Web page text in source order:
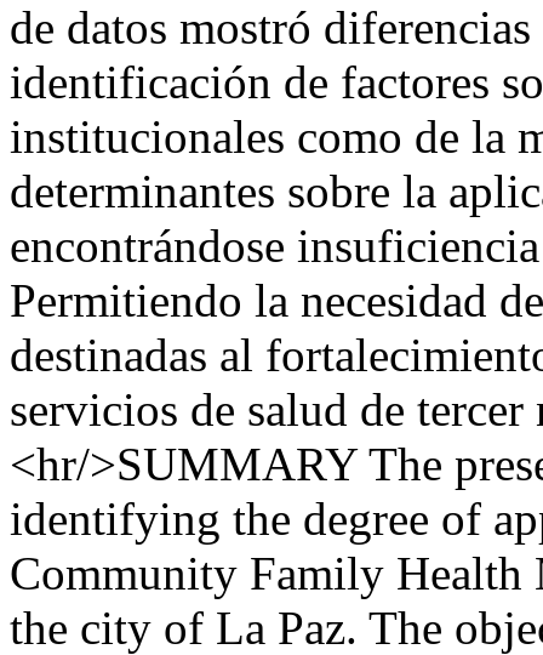
de datos mostró
identificación de factores
institucionales como de la
determinantes sobre la
encontrándose
Permitiendo la necesidad
destinadas al
servicios de salud de
<hr/>SUMMARY The
identifying the degree of
Community Family
the city of La Paz. The